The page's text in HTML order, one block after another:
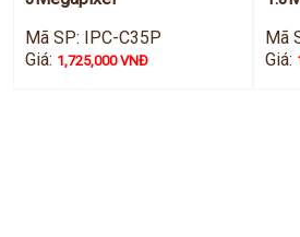
Mã SP: IPC-C35P
Giá: 1,725,000 VNĐ
Mã
Giá: